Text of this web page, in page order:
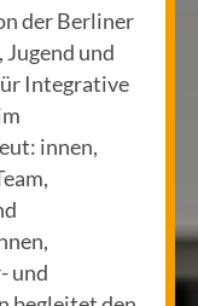
der Berliner
und
Integrative
innen,
und